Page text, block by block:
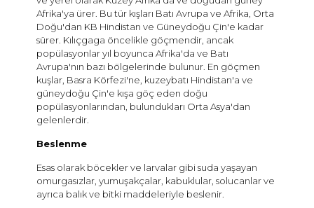
Afrika'ya ürer. Bu tür kışları Batı Avrupa ve Afrika, Orta
Doğu'dan KB Hindistan ve Güneydoğu Çin'e kadar
sürer. Kılıçgaga öncelikle göçmendir, ancak
popülasyonlar yıl boyunca Afrika'da ve Batı
Avrupa'nın bazı bölgelerinde bulunur. En göçmen
kuşlar, Basra Körfezi'ne, kuzeybatı Hindistan'a ve
güneydoğu Çin'e kışa göç eden doğu
popülasyonlarından, bulundukları Orta Asya'dan
gelenlerdir.
Beslenme
Esas olarak böcekler ve larvalar gibi suda yaşayan
omurgasızlar, yumuşakçalar, kabuklular, solucanlar ve
ayrıca balık ve bitki maddeleriyle beslenir.